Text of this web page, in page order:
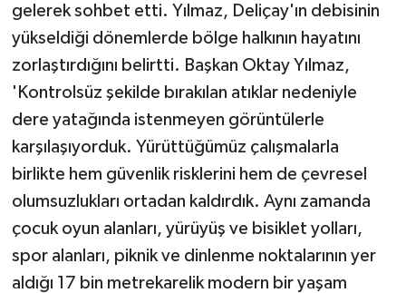
gelerek sohbet etti. Yılmaz, Deliçay'ın debisinin
yükseldiği dönemlerde bölge halkının hayatını
zorlaştırdığını belirtti. Başkan Oktay Yılmaz,
'Kontrolsüz şekilde bırakılan atıklar nedeniyle
dere yatağında istenmeyen görüntülerle
karşılaşıyorduk. Yürüttüğümüz çalışmalarla
birlikte hem güvenlik risklerini hem de çevresel
olumsuzlukları ortadan kaldırdık. Aynı zamanda
çocuk oyun alanları, yürüyüş ve bisiklet yolları,
spor alanları, piknik ve dinlenme noktalarının yer
aldığı 17 bin metrekarelik modern bir yaşam